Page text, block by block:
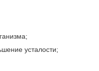
усталости;